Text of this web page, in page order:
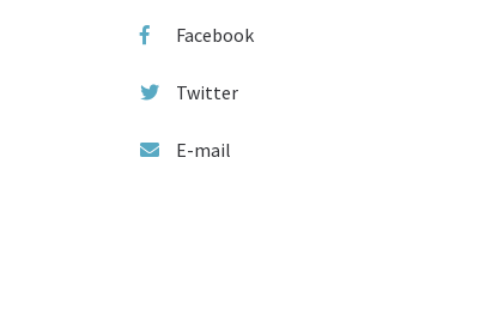
Facebook
Twitter
E-mail